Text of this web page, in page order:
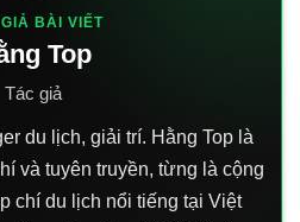
BÀI VIẾT
Top
Tác giả
du lịch, giải trí. Hằng Top là
và tuyên truyền, từng là cộng
chí du lịch nổi tiếng tại Việt